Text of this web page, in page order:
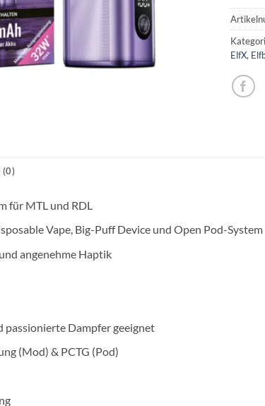
ElfX,
(0)
für MTL und RDL
Vape, Big-Puff Device und Open Pod-System
angenehme Haptik
passionierte Dampfer geeignet
(Mod) & PCTG (Pod)